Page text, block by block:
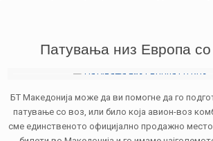
Патувања низ Европа
БТ Македонија може да ви помогне да го
патување со воз, или било која авион-воз
сме единственото официјално продажно место